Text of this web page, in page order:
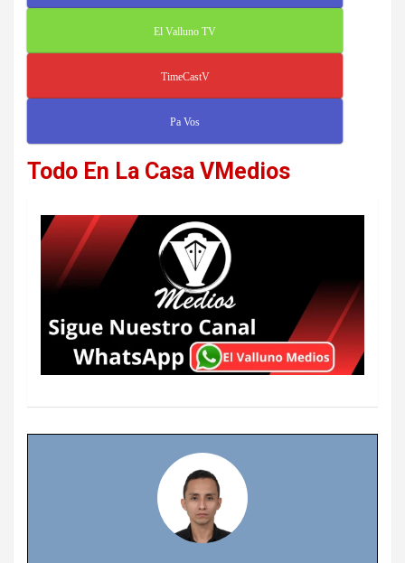
El Valluno TV
TimeCastV
Pa Vos
Todo En La Casa VMedios